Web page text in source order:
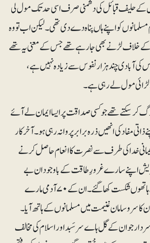
کے حلیف قبائل کی دشمنی صرف اسی حد تک مول لی
کو اپنے ہاں پناہ دے دی تھی۔ لیکن اب تو وہ
کے خلاف لڑنے بھی جارہے تھے جس کے معنی یہ تھے
آبادی چند ہزار نفوس سے زیادہ نہیں ہے،
مول لے رہی ہے۔
تھے جو کسی صداقت پر ایسا ایمان لے آئے
مفاد کی انھیں ذرہ برابر پروا نہ رہی ہو۔ آخرکار
خدا کی طرف سے نصرت کا انعام حاصل کرنے
اپنے سارے غرورِ طاقت کے باوجود ان بے
سروسامان فدائیوں کے ہاتھوں شکست کھاگئے۔ ان کے ۷۰ آدمی مارے
ان کا سروسامان غنیمت میں مسلمانوں کے ہاتھ آیا۔
جو ان کے گل ہاے سرسَبد اور اسلام کی مخالف